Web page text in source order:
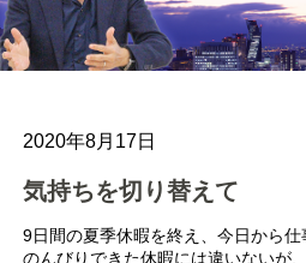
2020年8月17日
気持ちを切り替えて
9日間の夏季休暇を終え、今日から仕
のんびりできた休暇には違いないが